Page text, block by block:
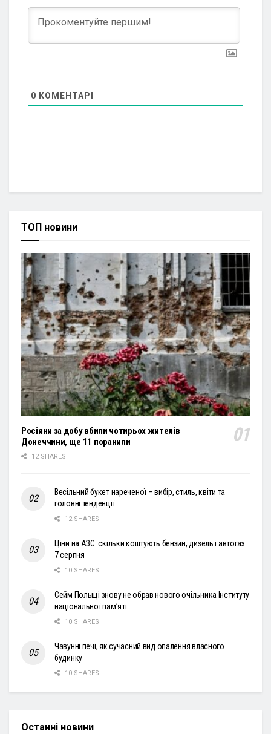
0 КОМЕНТАРІ
ТОП новини
Росіяни за добу вбили чотирьох жителів
Донеччини, ще 11 поранили
12 SHARES
Весільний букет нареченої – вибір, стиль, квіти та
головні тенденції
12 SHARES
Ціни на АЗС: скільки коштують бензин, дизель і автогаз
7 серпня
10 SHARES
Сейм Польщі знову не обрав нового очільника Інституту
національної пам’яті
10 SHARES
Чавунні печі, як сучасний вид опалення власного
будинку
10 SHARES
Останні новини